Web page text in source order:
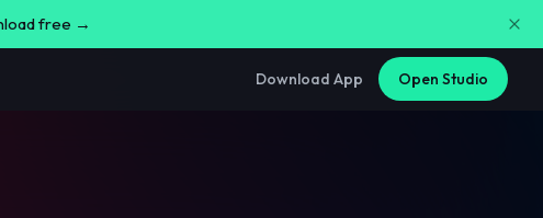
free →
Download App Open Studio